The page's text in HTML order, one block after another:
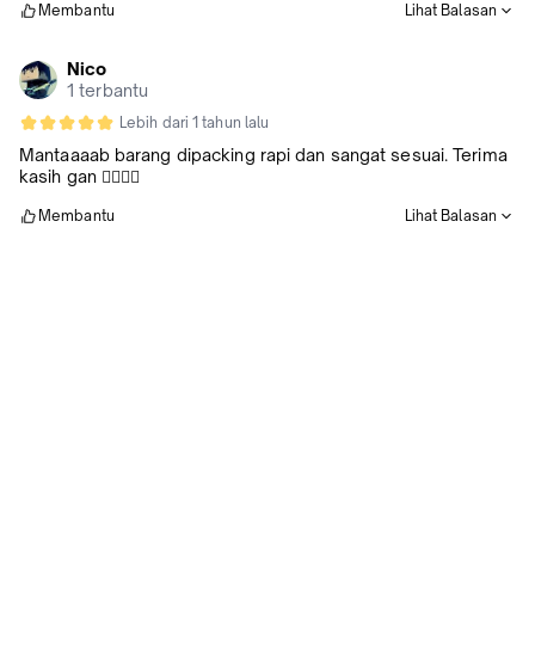
Membantu Lihat Balasan
Nico
1 terbantu
Lebih dari 1 tahun lalu
Mantaaaab barang dipacking rapi dan sangat sesuai. Terima
kasih gan 👍🏻👍🏻
Membantu Lihat Balasan